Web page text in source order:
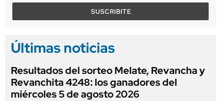
SUSCRIBITE
Últimas noticias
Resultados del sorteo Melate, Revancha y
Revanchita 4248: los ganadores del
miércoles 5 de agosto 2026